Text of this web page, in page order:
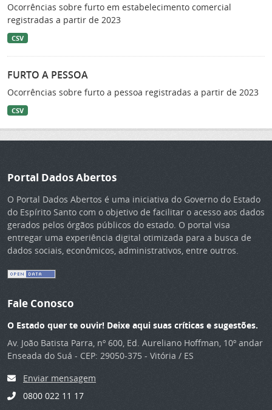
Ocorrências sobre furto em estabelecimento comercial
registradas a partir de 2023
CSV
FURTO A PESSOA
Ocorrências sobre furto a pessoa registradas a partir de 2023
CSV
Portal Dados Abertos
O Portal Dados Abertos é uma iniciativa do Governo do Estado
do Espírito Santo com o objetivo de facilitar o acesso aos dados
gerados pelos órgãos públicos do estado. O portal visa
entregar uma experiência digital otimizada para a busca de
dados sociais, econômicos, administrativos, entre outros.
Fale Conosco
O Estado quer te ouvir! Deixe aqui suas críticas e sugestões.
Av. João Batista Parra, nº 600, Ed. Aureliano Hoffman, 10º andar
Enseada do Suá - CEP: 29050-375 - Vitória / ES
Enviar mensagem
0800 022 11 17